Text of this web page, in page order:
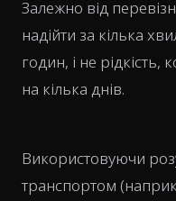
Залежно від
надійти за кілька
годин, і не рідкість,
на кілька днів.
Використовуючи
транспортом